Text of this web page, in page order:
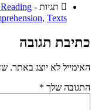
תגיות -
, Texts
כתיבת תגובה
האימייל לא יוצג באתר.
התגובה שלך *